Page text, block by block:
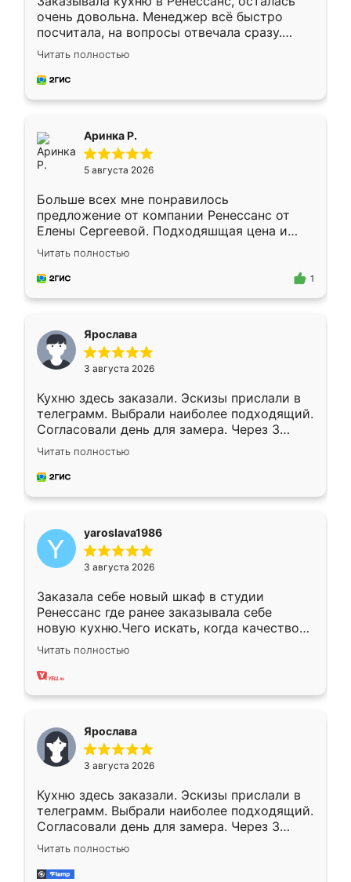
очень довольна. Менеджер всё быстро
посчитала, на вопросы отвечала сразу.
Замерщик приехал в субботу, подошёл к
делу со всей ответственностью. Собрали
за день, ребята работали аккуратно, даже
Читать полностью
Аринка Р.
5 августа 2026
Больше всех мне понравилось
предложение от компании Ренессанс от
Елены Сергеевой. Подходяшщая цена и
короткие сроки изготовления. Приехавший
для замера сотрудник Владислав
предложил по моему эскизу самый
Читать полностью
1
Ярослава
3 августа 2026
Кухню здесь заказали. Эскизы прислали в
телеграмм. Выбрали наиболее подходящий.
Согласовали день для замера. Через 3
недели кухня была уже готова. Остались
довольны работой. Спасибо Ренессанс
мебель за качественную работу!
Читать полностью
yaroslava1986
3 августа 2026
Заказала себе новый шкаф в студии
Ренессанс где ранее заказывала себе
новую кухню.Чего искать, когда качеством
вполне довольна. Служит кухня уже почти
два года, нареканий нет.
Читать полностью
Ярослава
3 августа 2026
Кухню здесь заказали. Эскизы прислали в
телеграмм. Выбрали наиболее подходящий.
Согласовали день для замера. Через 3
недели кухня была уже готова. Остались
довольны работой. Спасибо Ренессанс
мебель за качественную работу!
Читать полностью